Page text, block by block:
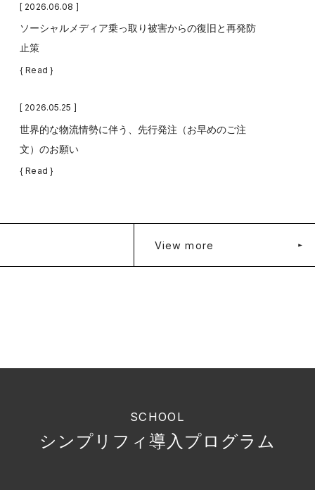
[ 2026.06.08 ]
ソーシャルメディア乗っ取り被害からの復旧と再発防
止策
{ Read }
[ 2026.05.25 ]
世界的な物流情勢に伴う、先行発注（お早めのご注
文）のお願い
{ Read }
View more
SCHOOL
シンプリフィ導入プログラム